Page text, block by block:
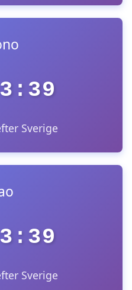
Sverige
Sverige